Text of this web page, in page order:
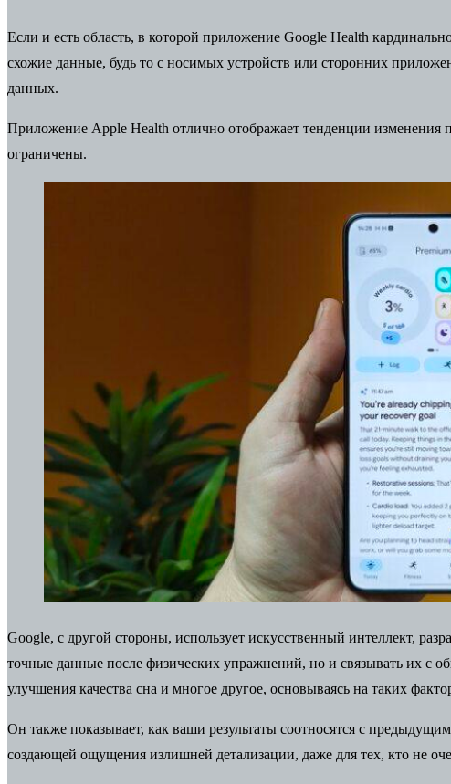
Если и есть область, в которой приложение Google Health
схожие данные, будь то с носимых устройств или сторонних
данных.
Приложение Apple Health отлично отображает тенденции изменения
ограничены.
Google, с другой стороны, использует искусственный интеллект,
точные данные после физических упражнений, но и связывать их с
улучшения качества сна и многое другое, основываясь на таких
Он также показывает, как ваши результаты соотносятся с
создающей ощущения излишней детализации, даже для тех, кто не